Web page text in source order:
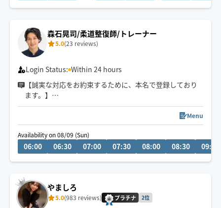
(かなり酔っ払っている方は危険なので施術を控えさせて
いただきます)
森石晃司/柔道整復師/トレーナー
5.0(23 reviews)
Login Status: Within 24 hours
【誠実な対応をお約束するために、本名で登録しており
ます。】
どなた様にも、どのような環境でも、誠実に気持ちよ
月〜土は、
で予約を開けさせていただいてます。
日曜日は、隔週でやらせいただいてます。
Menu
Availability on 08/09 (Sun)
06:00 06:30 07:00 07:30 08:00 08:30 09:00
やましろ
5.0(983 reviews) プラチナ 2位